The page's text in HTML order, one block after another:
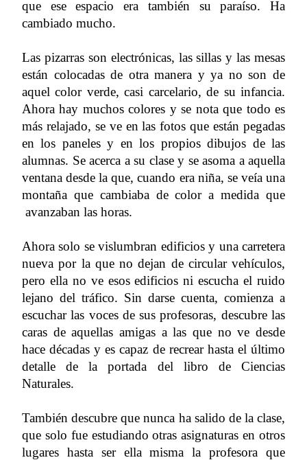
que ese espacio era también su paraíso. Ha
cambiado mucho.
Las pizarras son electrónicas, las sillas y las mesas
están colocadas de otra manera y ya no son de
aquel color verde, casi carcelario, de su infancia.
Ahora hay muchos colores y se nota que todo es
más relajado, se ve en las fotos que están pegadas
en los paneles y en los propios dibujos de las
alumnas. Se acerca a su clase y se asoma a aquella
ventana desde la que, cuando era niña, se veía una
montaña que cambiaba de color a medida que
avanzaban las horas.
Ahora solo se vislumbran edificios y una carretera
nueva por la que no dejan de circular vehículos,
pero ella no ve esos edificios ni escucha el ruido
lejano del tráfico. Sin darse cuenta, comienza a
escuchar las voces de sus profesoras, descubre las
caras de aquellas amigas a las que no ve desde
hace décadas y es capaz de recrear hasta el último
detalle de la portada del libro de Ciencias
Naturales.
También descubre que nunca ha salido de la clase,
que solo fue estudiando otras asignaturas en otros
lugares hasta ser ella misma la profesora que